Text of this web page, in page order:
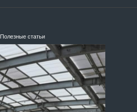
Полезные статьи